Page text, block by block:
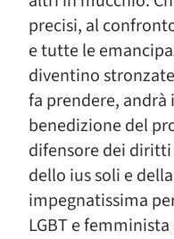
precisi, al
e tutte le
diventino
fa prendere, andrà
benedizione del
difensore dei
dello ius soli e
impegnatissima
LGBT e